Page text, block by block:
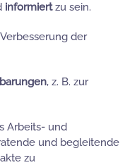
informiertzu sein.
der
, z. B. zur
Arbeits- und
und begleitende
zu